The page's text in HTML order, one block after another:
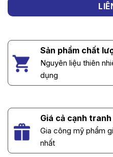
Sản phẩm chất
Nguyên liệu thiên
dụng
Giá cả cạnh tranh
Gia công mỹ phẩm
nhất